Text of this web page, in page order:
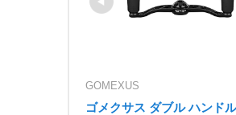
GOMEXUS
ゴメクサス ダブル ハンド